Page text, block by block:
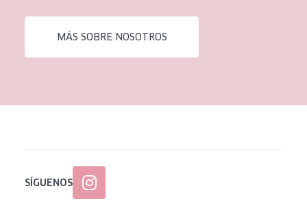
MÁS SOBRE NOSOTROS
SÍGUENOS